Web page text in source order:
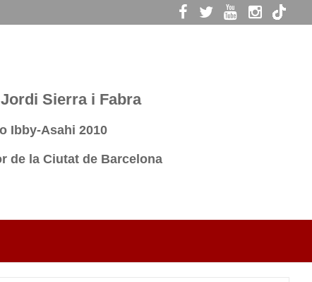
Sierra i Fabra
Ibby-Asahi 2010
de la Ciutat de Barcelona